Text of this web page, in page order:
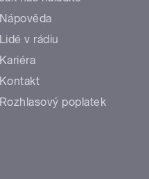
Nápověda
Lidé v rádiu
Kariéra
Kontakt
Rozhlasový poplatek